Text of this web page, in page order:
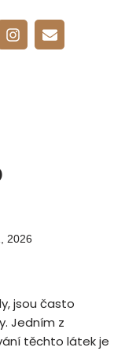
2026
jsou často
Jedním z
těchto látek je